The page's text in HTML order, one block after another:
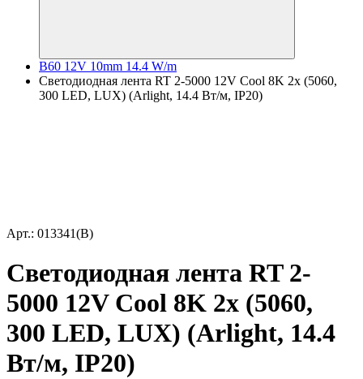
B60 12V 10mm 14.4 W/m
Светодиодная лента RT 2-5000 12V Cool 8K 2x (5060,
300 LED, LUX) (Arlight, 14.4 Вт/м, IP20)
Арт.: 013341(B)
Светодиодная лента RT 2-
5000 12V Cool 8K 2x (5060,
300 LED, LUX) (Arlight, 14.4
Вт/м, IP20)